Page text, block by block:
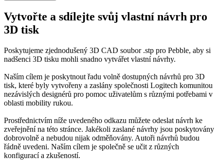
Vytvořte a sdílejte svůj vlastní návrh pro
3D tisk
Poskytujeme zjednodušený 3D CAD soubor .stp pro Pebble, aby si
nadšenci 3D tisku mohli snadno vytvářet vlastní návrhy.
Naším cílem je poskytnout řadu volně dostupných návrhů pro 3D
tisk, které byly vytvořeny a zaslány společnosti Logitech komunitou
nezávislých designérů pro pomoc uživatelům s různými potřebami v
oblasti mobility rukou.
Prostřednictvím níže uvedeného odkazu můžete odeslat návrh ke
zveřejnění na této stránce. Jakékoli zaslané návrhy jsou poskytovány
dobrovolně a nebudou nijak odměňovány. Autoři návrhů budou
řádně uvedeni. Naším cílem je společně se učit z různých
konfigurací a zkušeností.